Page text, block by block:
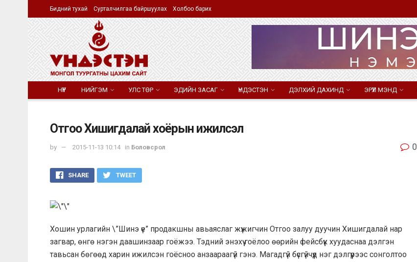
Бидний тухай Сурталчилгаа байршуулах Холбоо барих
НҮҮР НИЙГЭМ УЛС ТӨР ЭДИЙН ЗАСАГ ҮНДЭСТЭН ДЭЛХИЙ ДАХИНД ЭРҮҮЛ МЭНД
Отгоо Хишигдалай хоёрын ижилсэл
by 2015-11-13 10:14 in Боловсрол 0
SHARE TWEET
Хошин урлагийн \”Шинэ үе” продакшны авьаяслаг жүжигчин Отгоо залуу дуучин Хишигдалай нар
загвар, өнгө нэгэн даашинзаар гоёжээ. Тэдний энэхүү гоёлоо өөрийн фейсбүүк хуудаснаа дэлгэн
тавьсан бөгөөд харин ижилсэн гоёсноо анзаараагүй гэнэ. Магадгүй бүсгүйчүүд нэг дэлгүүрээс сонголтоо